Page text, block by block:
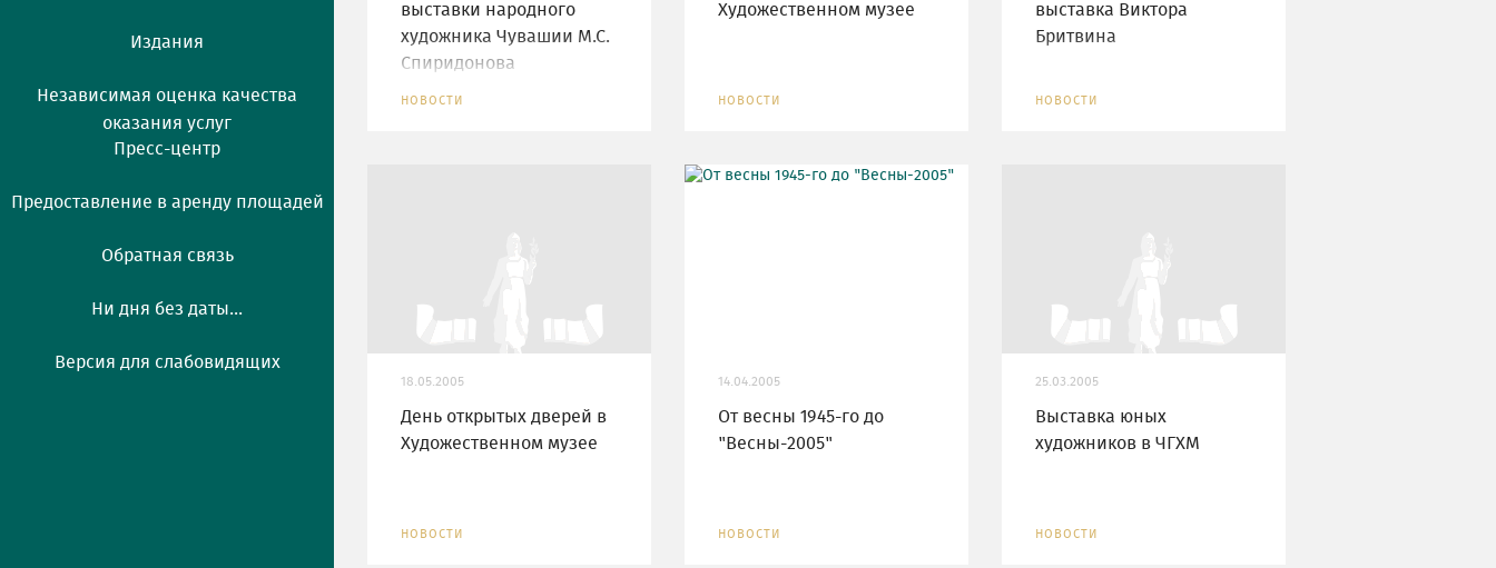
Издания
Независимая оценка качества
оказания услуг
Пресс-центр
Предоставление в аренду площадей
Обратная связь
Ни дня без даты...
Версия для слабовидящих
выставки народного
художника Чувашии М.С.
Спиридонова
НОВОСТИ
Художественном музее
НОВОСТИ
выставка Виктора
Бритвина
НОВОСТИ
18.05.2005
День открытых дверей в
Художественном музее
НОВОСТИ
14.04.2005
От весны 1945-го до
"Весны-2005"
НОВОСТИ
25.03.2005
Выставка юных
художников в ЧГХМ
НОВОСТИ